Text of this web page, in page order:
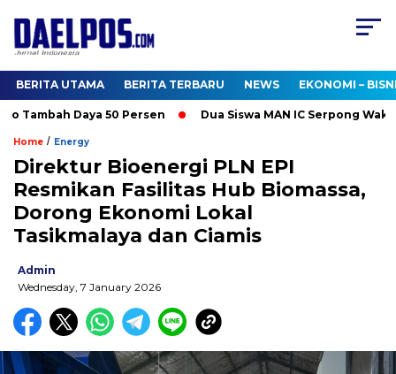
BERITA UTAMA BERITA TERBARU NEWS EKONOMI –
Daya 50 Persen Dua Siswa MAN IC Serpong Wakili
Home / Energy
Direktur Bioenergi PLN EPI
Resmikan Fasilitas Hub Biomassa,
Dorong Ekonomi Lokal
Tasikmalaya dan Ciamis
Admin
Wednesday, 7 January 2026